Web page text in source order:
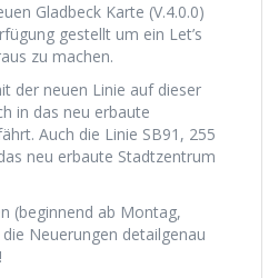
Gladbeck Karte (V.4.0.0)
gestellt um ein Let’s
zu machen.
der neuen Linie auf dieser
in das neu erbaute
Auch die Linie SB91, 255
neu erbaute Stadtzentrum
(beginnend ab Montag,
Neuerungen detailgenau